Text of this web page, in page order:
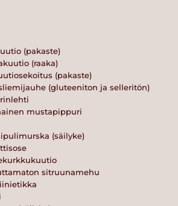
(pakaste)
(raaka)
(pakaste)
(gluteeniton ja selleritön)
mustapippuri
(säilyke)
sitruunamehu